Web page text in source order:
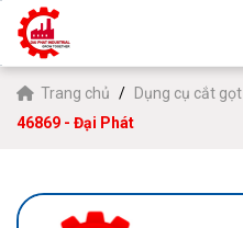
Trang chủ Dụng cụ cắt gọt
46869 - Đại Phát